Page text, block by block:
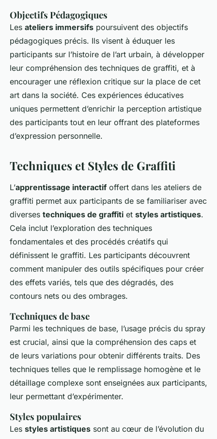
Objectifs Pédagogiques
Les ateliers immersifs poursuivent des objectifs
pédagogiques précis. Ils visent à éduquer les
participants sur l’histoire de l’art urbain, à développer
leur compréhension des techniques de graffiti, et à
encourager une réflexion critique sur la place de cet
art dans la société. Ces expériences éducatives
uniques permettent d’enrichir la perception artistique
des participants tout en leur offrant des plateformes
d’expression personnelle.
Techniques et Styles de Graffiti
L’apprentissage interactif offert dans les ateliers de
graffiti permet aux participants de se familiariser avec
diverses techniques de graffiti et styles artistiques.
Cela inclut l’exploration des techniques
fondamentales et des procédés créatifs qui
définissent le graffiti. Les participants découvrent
comment manipuler des outils spécifiques pour créer
des effets variés, tels que des dégradés, des
contours nets ou des ombrages.
Techniques de base
Parmi les techniques de base, l’usage précis du spray
est crucial, ainsi que la compréhension des caps et
de leurs variations pour obtenir différents traits. Des
techniques telles que le remplissage homogène et le
détaillage complexe sont enseignées aux participants,
leur permettant d’expérimenter.
Styles populaires
Les styles artistiques sont au cœur de l’évolution du